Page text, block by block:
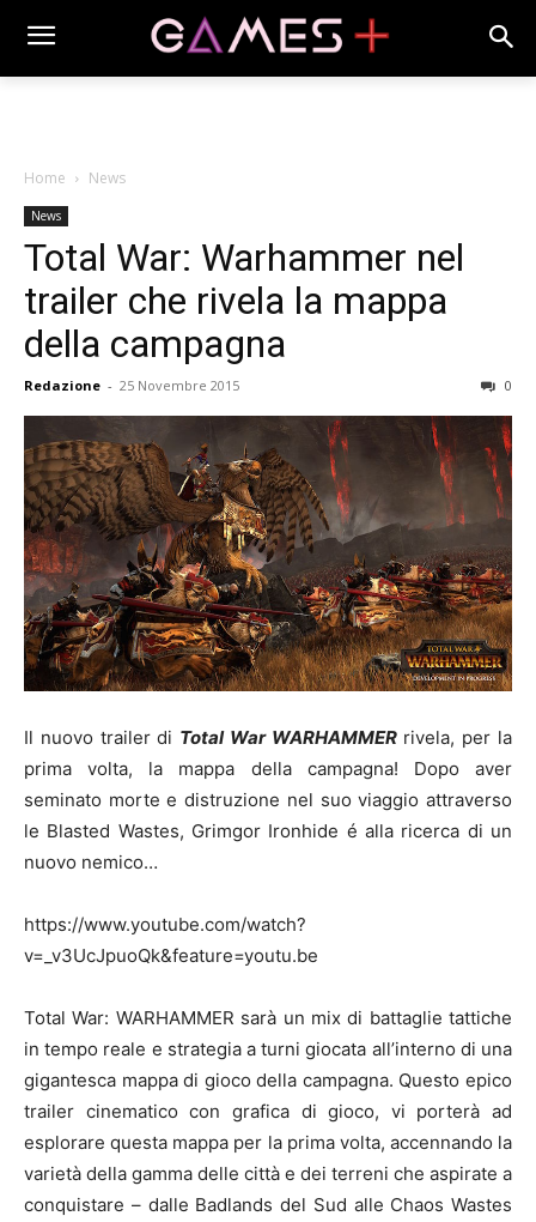
Home News
News
Total War: Warhammer nel
trailer che rivela la mappa
della campagna
Redazione - 25 Novembre 2015 0
Il nuovo trailer di Total War WARHAMMERrivela, per la
prima volta, la mappa della campagna! Dopo aver
seminato morte e distruzione nel suo viaggio attraverso
le Blasted Wastes, Grimgor Ironhide é alla ricerca di un
nuovo nemico…
https://www.youtube.com/watch?
v=_v3UcJpuoQk&feature=youtu.be
Total War: WARHAMMER sarà un mix di battaglie tattiche
in tempo reale e strategia a turni giocata all’interno di una
gigantesca mappa di gioco della campagna. Questo epico
trailer cinematico con grafica di gioco, vi porterà ad
esplorare questa mappa per la prima volta, accennando la
varietà della gamma delle città e dei terreni che aspirate a
conquistare – dalle Badlands del Sud alle Chaos Wastes